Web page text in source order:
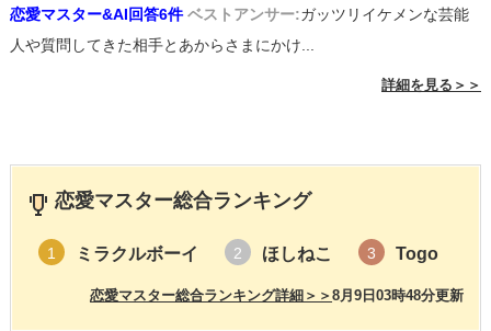
恋愛マスター&AI回答6件 ベストアンサー:ガッツリイケメンな芸能
人や質問してきた相手とあからさまにかけ...
詳細を見る＞＞
恋愛マスター総合ランキング
1 ミラクルボーイ 2 ほしねこ 3 Togo
8月9日03時48分更新
恋愛マスター総合ランキング詳細＞＞